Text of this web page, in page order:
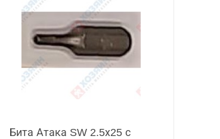
Бита Атака SW 2.5х25 с